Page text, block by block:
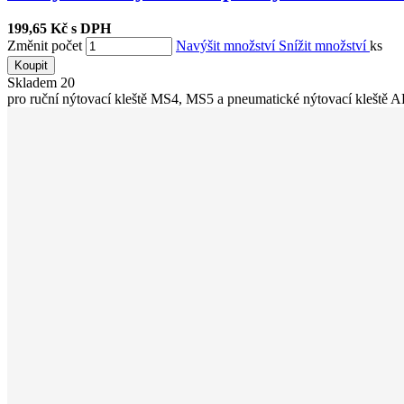
199,65 Kč s DPH
Změnit počet
Navýšit množství Snížit množstvíks
Koupit
Skladem 20
pro ruční nýtovací kleště MS4, MS5 a pneumatické nýtovací kleště